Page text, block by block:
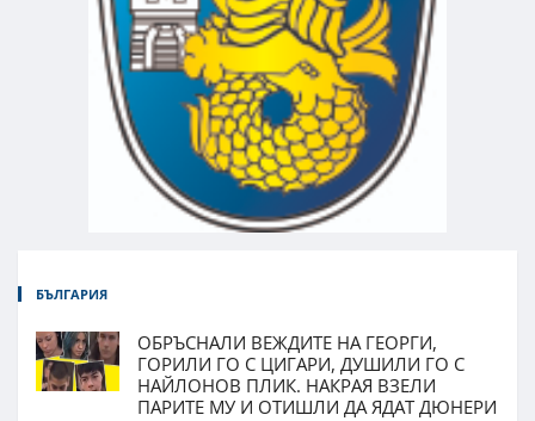
БЪЛГАРИЯ
ОБРЪСНАЛИ ВЕЖДИТЕ НА ГЕОРГИ,
ГОРИЛИ ГО С ЦИГАРИ, ДУШИЛИ ГО С
НАЙЛОНОВ ПЛИК. НАКРАЯ ВЗЕЛИ
ПАРИТЕ МУ И ОТИШЛИ ДА ЯДАТ ДЮНЕРИ